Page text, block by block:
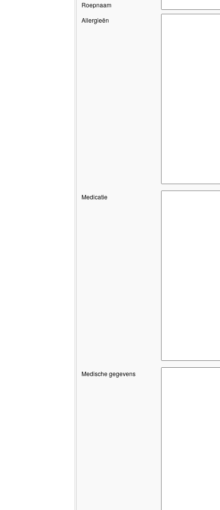
Roepnaam
Allergieën
Medicatie
Medische gegevens